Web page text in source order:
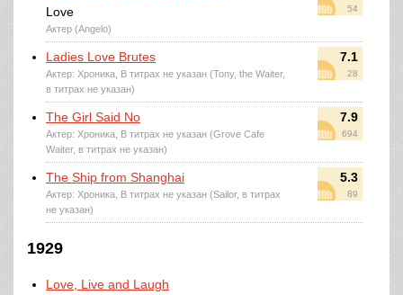
54
Love
Актер (Angelo)
7.1
28
Ladies Love Brutes
Актер: Хроника, В титрах не указан (Tony, the Waiter,
в титрах не указан)
7.9
694
The Girl Said No
Актер: Хроника, В титрах не указан (Grove Cafe
Waiter, в титрах не указан)
5.3
89
The Ship from Shanghai
Актер: Хроника, В титрах не указан (Sailor, в титрах
не указан)
1929
Love, Live and Laugh